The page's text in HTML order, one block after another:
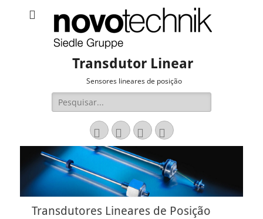
Transdutor Linear
Sensores lineares de posição
Pesquisar
por:
EmailLinkedIn
Website
Fone
Transdutores Lineares de Posição